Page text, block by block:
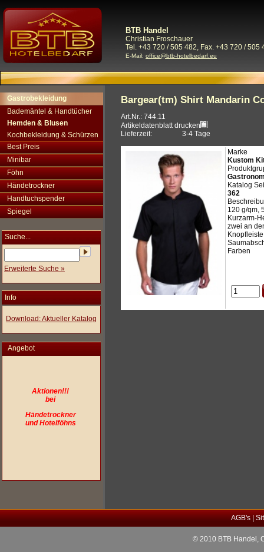
BTB Handel
Christian Froschauer
Tel. +43 720 / 505 482, Fax. +43 720 / 505
E-Mail: office@btb-hotelbedarf.eu
Gastrobekleidung
Bademäntel & Handtücher
Hemden & Blusen
Kochbekleidung & Schürzen
Best Preis
Minibar
Föhn
Händetrockner
Handtuchspender
Spiegel
Suche...
Erweiterte Suche »
Info
Download: Aktueller Katalog
Angebot
Aktionen!!!
bei
Händetrockner
und Hotelföhns
Bargear(tm) Shirt Mandarin
Art.Nr.: 744.11
Artikeldatenblatt drucken
Lieferzeit:
3-4 Tage
Marke
Kustom
Katalog
362
120 g/qm,
Kurzarm-
zwei an
Farben
AGB's|
© 2010 BTB Handel,